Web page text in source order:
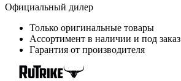
Официальный дилер
Только оригинальные товары
Ассортимент в наличии и под заказ
Гарантия от производителя